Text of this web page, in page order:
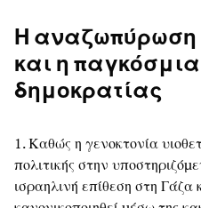
Η αναζωπύρωση
και η
δημοκρατίας
1. Καθώς η γενοκτονία
πολιτικής στην
ισραηλινή επίθεση στη Γάζα